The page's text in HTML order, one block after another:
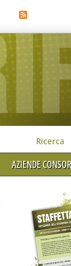
Ricerca
AZIENDE